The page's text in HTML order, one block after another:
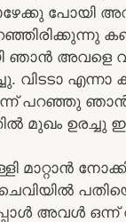
പോയി
ഞാൻ അവളെ
വിടടാ എന്നാ
പറഞ്ഞു ഞാൻ
മുഖം ഉരച്ചു
മാറ്റാൻ
അവൾ ഒന്ന്